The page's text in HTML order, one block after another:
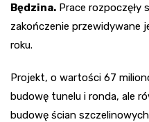
Będzina. Prace rozpoczęły
zakończenie przewidywane
roku.
Projekt, o wartości 67
budowę tunelu i ronda, ale
budowę ścian